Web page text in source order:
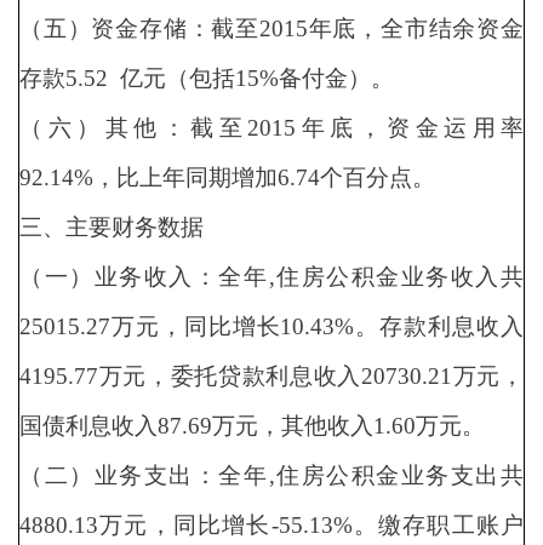
（五）资金存储：截至2015年底，全市结余资金
存款5.52 亿元（包括15%备付金）。
（六）其他：截至2015年底，资金运用率
92.14%，比上年同期增加6.74个百分点。
三、主要财务数据
（一）业务收入：全年,住房公积金业务收入共
25015.27万元，同比增长10.43%。存款利息收入
4195.77万元，委托贷款利息收入20730.21万元，
国债利息收入87.69万元，其他收入1.60万元。
（二）业务支出：全年,住房公积金业务支出共
4880.13万元，同比增长-55.13%。缴存职工账户